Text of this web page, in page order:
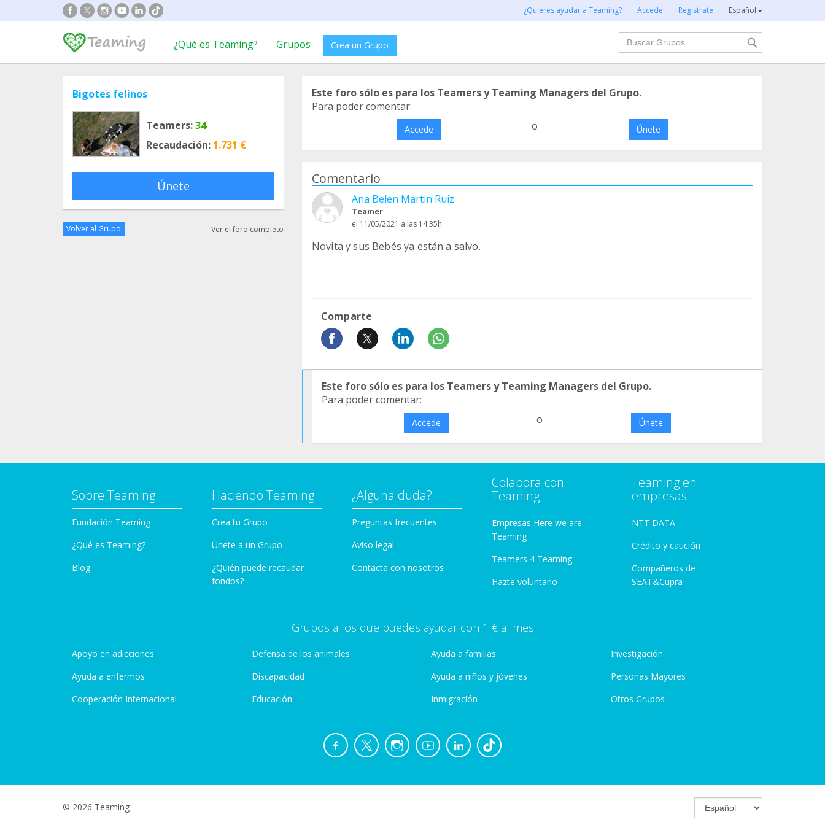
¿Quieres ayudar a Teaming? Accede Regístrate Español
¿Qué es Teaming? Grupos Crea un Grupo
Buscar
Bigotes felinos
Teamers:34
Recaudación: 1.731 €
Únete
Volver al Grupo Ver el foro completo
Este foro sólo es para los Teamers y Teaming Managers del Grupo.
Para poder comentar:
Accede o Únete
Comentario
Ana Belen Martin Ruiz
Teamer
el 11/05/2021 a las 14:35h
Novita y sus Bebés ya están a salvo.
Comparte
Este foro sólo es para los Teamers y Teaming Managers del Grupo.
Para poder comentar:
Accede o Únete
Sobre Teaming
Fundación Teaming
¿Qué es Teaming?
Blog
Haciendo Teaming
Crea tu Grupo
Únete a un Grupo
¿Quién puede recaudar
fondos?
¿Alguna duda?
Preguntas frecuentes
Aviso legal
Contacta con nosotros
Colabora con
Teaming
Empresas Here we are
Teaming
Teamers 4 Teaming
Hazte voluntario
Teaming en
empresas
NTT DATA
Crédito y caución
Compañeros de
SEAT&Cupra
Grupos a los que puedes ayudar con 1 € al mes
Apoyo en adicciones
Ayuda a enfermos
Cooperación Internacional
Defensa de los animales
Discapacidad
Educación
Ayuda a familias
Ayuda a niños y jóvenes
Inmigración
Investigación
Personas Mayores
Otros Grupos
© 2026 Teaming